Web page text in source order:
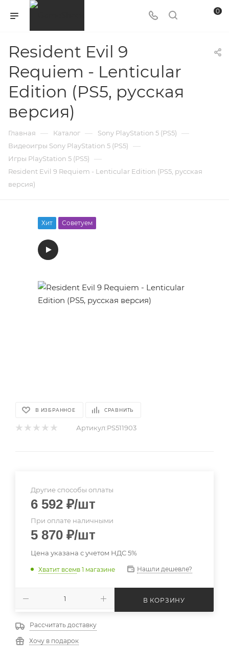
0
Resident Evil 9
Requiem - Lenticular
Edition (PS5, русская
версия)
Главная — Каталог — Sony PlayStation 5 (PS5) —
Видеоигры Sony PlayStation 5 (PS5) —
Игры PlayStation 5 (PS5) —
Resident Evil 9 Requiem - Lenticular Edition (PS5, русская
версия)
Хит Советуем
В ИЗБРАННОЕ СРАВНИТЬ
Артикул:PS511903
Другие способы оплаты
6 592 ₽/шт
При оплате наличными
5 870 ₽/шт
Цена указана с учетом НДС 5%
Хватит всемв 1 магазине Нашли дешевле?
В КОРЗИНУ
Рассчитать доставку
Хочу в подарок